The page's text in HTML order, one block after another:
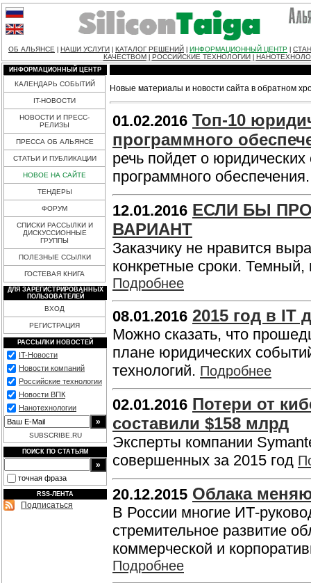
ОБ АЛЬЯНСЕ НАШИ УСЛУГИ КАТАЛОГ РЕШЕНИЙ ИНФОРМАЦИОННЫЙ ЦЕНТР
КАЧЕСТВОМ
РОССИЙСКИЕ ТЕХНОЛОГИИ
ИНФОРМАЦИОННЫЙ ЦЕНТР
КАЛЕНДАРЬ СОБЫТИЙ
IT-НОВОСТИ
НОВОСТИ И ПРЕСС-
РЕЛИЗЫ
ПРЕССА ОБ АЛЬЯНСЕ
СТАТЬИ И ПУБЛИКАЦИИ
НОВОЕ НА САЙТЕ
ТЕНДЕРЫ
ФОРУМ
СПИСКИ РАССЫЛКИ И
ДИСКУССИОННЫЕ
ГРУППЫ
ПОЛЕЗНЫЕ ССЫЛКИ
ГОСТЕВАЯ КНИГА
ДЛЯ ЗАРЕГИСТРИРОВАННЫХ
ПОЛЬЗОВАТЕЛЕЙ
ВХОД
РЕГИСТРАЦИЯ
РАССЫЛКИ НОВОСТЕЙ
IT-Новости
Новости компаний
Российские технологии
Новости ВПК
Нанотехнологии
SUBSCRIBE.RU
ПОИСК ПО СТАТЬЯМ
точная фраза
RSS-ЛЕНТА
Подписаться
Новые материалы и новости сайта в обратном
01.02.2016 Топ-10
программного
речь пойдет о
программного
12.01.2016 ЕСЛИ БЫ
ВАРИАНТ
Заказчику не нравится
конкретные сроки. Темный,
Подробнее
08.01.2016 2015 год в IT
Можно сказать, что
плане юридических
технологий. Подробнее
02.01.2016 Потери от
составили $158 млрд
Эксперты компании
совершенных за 2015 год
20.12.2015 Облака
В России многие ИТ-
стремительное развитие
коммерческой и
Подробнее